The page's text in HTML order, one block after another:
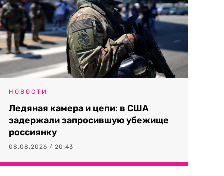
НОВОСТИ
Ледяная камера и цепи: в США
задержали запросившую убежище
россиянку
08.08.2026 / 20:43